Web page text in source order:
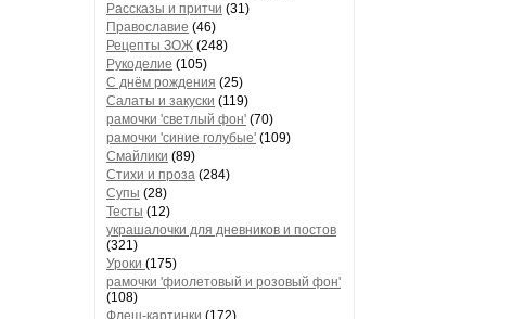
Рассказы и притчи (31)
Православие (46)
Рецепты ЗОЖ (248)
Рукоделие (105)
С днём рождения (25)
Салаты и закуски (119)
рамочки 'светлый фон' (70)
рамочки 'синие голубые' (109)
Смайлики (89)
Стихи и проза (284)
Супы (28)
Тесты (12)
украшалочки для дневников и постов
(321)
Уроки (175)
рамочки 'фиолетовый и розовый фон'
(108)
Флеш-картинки (172)